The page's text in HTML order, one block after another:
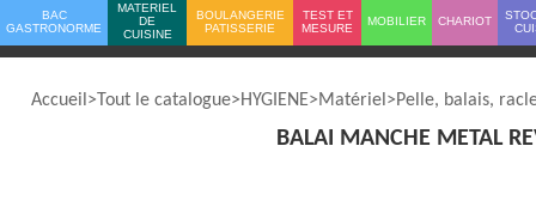
BAC
GASTRONORME
MATERIEL
DE
CUISINE
BOULANGERIE
PATISSERIE
TEST ET
MESURE
MOBILIER CHARIOT
Accueil Tout le catalogue HYGIENE Matériel Pelle, balais,
BALAI MANCHE METAL